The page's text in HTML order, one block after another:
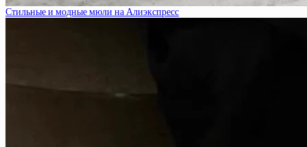
Стильные и модные мюли на Алиэкспресс